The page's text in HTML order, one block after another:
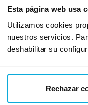
Esta página web usa
Utilizamos cookies
nuestros servicios.
deshabilitar su
Rechazar
Opinión de:
¿Qué te ha
Opinión